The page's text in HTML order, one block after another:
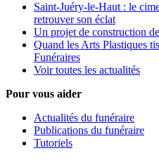
Saint-Juéry-le-Haut : le
retrouver son éclat
Un projet de construction
Quand les Arts Plastiques
Funéraires
Voir toutes les actualités
Pour vous aider
Actualités du funéraire
Publications du funéraire
Tutoriels